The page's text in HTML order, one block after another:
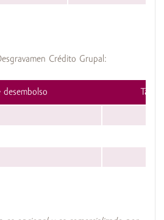
Crédito Grupal:
desembolso Tasa